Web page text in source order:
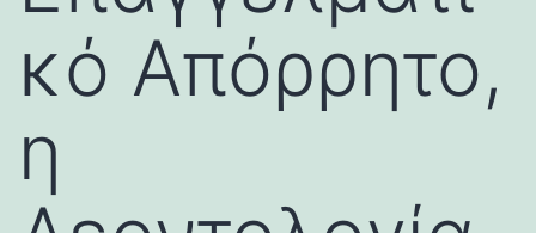
κό Απόρρητο,
η